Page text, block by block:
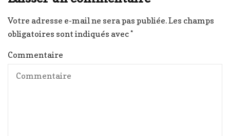
Votre adresse e-mail ne sera pas publiée.Les champs
obligatoires sont indiqués avec*
Commentaire